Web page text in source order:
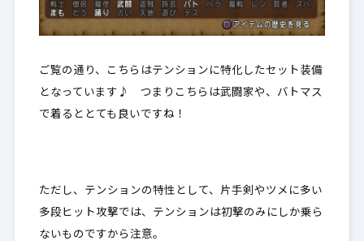
ご覧の通り、こちらはテンションに特化したセット装備
となっています♪ つまりこちらは武闘家や、バトマス
で着るととても良いですね！
ただし、テンションの特性として、片手剣やツメに多い
多段ヒット攻撃では、テンションは初撃のみにしか乗ら
ないものですから注意。